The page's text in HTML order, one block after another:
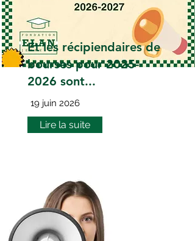
Et les récipiendaires de
bourses pour2025-
2026 sont...
19 juin 2026
Lire la suite